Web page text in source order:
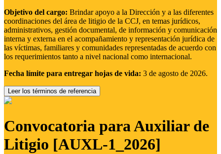
Objetivo del cargo: Brindar apoyo a la Dirección y a las diferentes
coordinaciones del área de litigio de la CCJ, en temas jurídicos,
administrativos, gestión documental, de información y comunicación
interna y externa en el acompañamiento y representación jurídica de
las víctimas, familiares y comunidades representadas de acuerdo con
los requerimientos tanto a nivel nacional como internacional.
Fecha límite para entregar hojas de vida: 3 de agosto de 2026.
Leer los términos de referencia
Convocatoria para Auxiliar de
Litigio [AUXL-1_2026]